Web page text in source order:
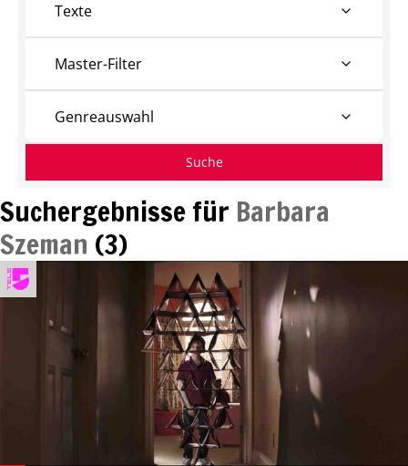
Suchergebnisse für Barbara
Szeman (3)
Texte
Master-Filter
Genreauswahl
Suche